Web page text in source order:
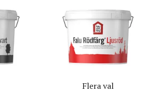
Flera val